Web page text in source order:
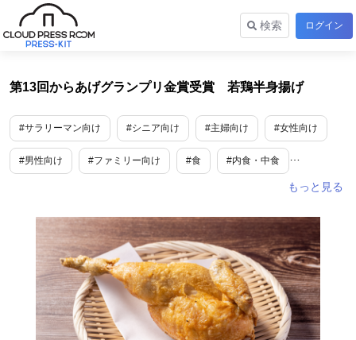
検索 ログイン
第13回からあげグランプリ金賞受賞 若鶏半身揚げ
#サラリーマン向け #シニア向け #主婦向け #女性向け
#男性向け #ファミリー向け #食 #内食・中食